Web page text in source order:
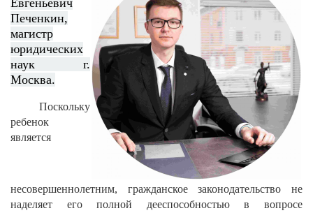
Евгеньевич
Печенкин,
магистр
юридических
наук г.
Москва.
Поскольку
ребенок
является
несовершеннолетним, гражданское законодательство не
наделяет его полной дееспособностью в вопросе